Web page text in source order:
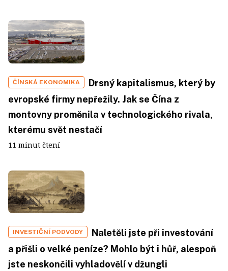
ČÍNSKÁ EKONOMIKA
Drsný kapitalismus, který by
evropské firmy nepřežily. Jak se Čína z
montovny proměnila v technologického rivala,
kterému svět nestačí
11 minut čtení
INVESTIČNÍ PODVODY
Naletěli jste při investování
a přišli o velké peníze? Mohlo být i hůř, alespoň
jste neskončili vyhladovělí v džungli